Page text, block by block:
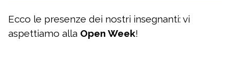
Ecco le presenze dei nostri insegnanti: vi
aspettiamo alla Open Week!